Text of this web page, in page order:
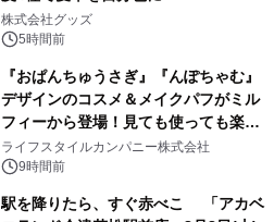
株式会社グッズ
5時間前
『おぱんちゅうさぎ』『んぽちゃむ』
デザインのコスメ＆メイクパフがミル
フィーから登場！見ても使っても楽し
い、ポップでキュートなコレクショ
ン。
ライフスタイルカンパニー株式会社
9時間前
駅を降りたら、すぐ赤べこ 「アカベ